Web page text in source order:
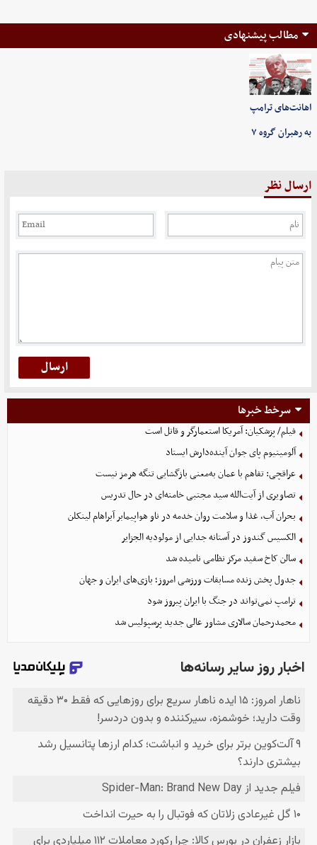
مطالب پیشنهادی
اهانت‌های ترامپ
به رهبران گروه ۷
ارسال نظر
سرخط خبرها
فیلم/ پزشکیان: آمریکا استعمارگر و قاتل است
آلومینیوم پای جوان آینده‌دارش ایستاد
عراقچی: تفاهم با عمان به‌معنی بازگشایی تنگه هرمز نیست
تصاویری از آیت‌الله سید مجتبی خامنه‌ای در حال تدریس
بحران آب، غذا و سلامت روان خدمه در ناو هواپیمابر آبراهام لینکلن
الکسیس گندوز در آستانه جدایی از مولودیه الجزایر
سالن کاخ سفید مرکز نظامی نامیده شد
جدول پخش زنده مسابقات ورزشی امروز؛ بازی‌های ایران و جهان
ترامپ نمی‌تواند در جنگ با ایران پیروز شود
محمدرحمان سالاری مشاور عالی جدید پرسپولیس شد